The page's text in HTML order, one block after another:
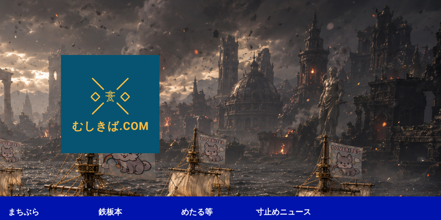
まちぶら 鉄板本 めたる等 寸止めニュース